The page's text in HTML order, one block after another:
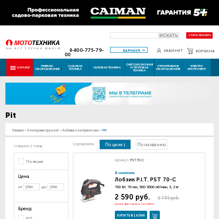
ИСКАТЬ СТАТУС РЕМОНТА
8-800-775-79-
00
БАРНАУЛ КАБИНЕТ КОРЗИНА
КАТАЛОГ ПНЕВМО
ОБОРУДОВАНИЕ
САДОВАЯ
ТЕХНИКА СИЛОВАЯ ТЕХНИКА
СНЕГОУБОРОЧНАЯ
И ТЕПЛОВАЯ
ТЕХНИКА
СТРОИТЕЛЬНОЕ
ОБОРУДОВАНИЕ
ЭЛЕКТРО
ИНСТРУМЕНТ
Pit
Главная - Электроинструмент - Лобзики электрические - Pit
Найдено 1 товар
По акции
Цена
от до
Бренд
PIT
Сортировать: По цене По названию
Артикул: PST70-C
В наличии
Лобзик P.I.T. PST 70-C
700 Вт, 70 мм, 500-3000 об/мин, 3, 2 кг
2 730 руб.
2 590 руб.
Цена при заказе на сайте
КУПИТЬ В 1 КЛИК